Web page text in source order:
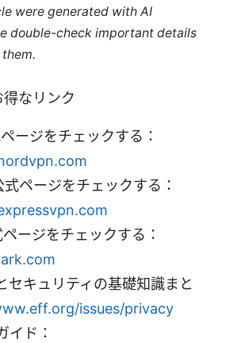
were generated with AI
double-check important details
なリンク
ージをチェックする：
ページをチェックする：
ージをチェックする：
セキュリティの基礎知識まと
issues/privacy
イド：